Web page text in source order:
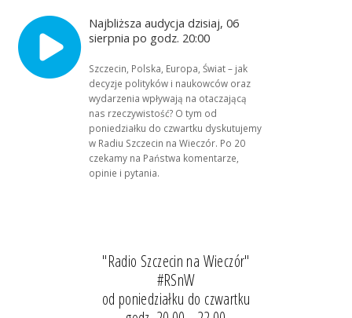
Najbliższa audycja dzisiaj, 06
sierpnia po godz. 20:00
Szczecin, Polska, Europa, Świat – jak
decyzje polityków i naukowców oraz
wydarzenia wpływają na otaczającą
nas rzeczywistość? O tym od
poniedziałku do czwartku dyskutujemy
w Radiu Szczecin na Wieczór. Po 20
czekamy na Państwa komentarze,
opinie i pytania.
"Radio Szczecin na Wieczór"
#RSnW
od poniedziałku do czwartku